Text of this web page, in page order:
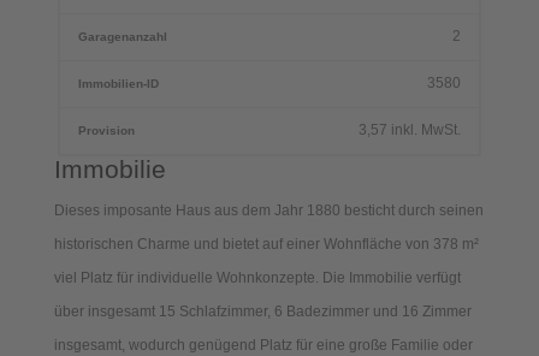
Garagenanzahl 2
Immobilien-ID 3580
Provision 3,57 inkl. MwSt.
Immobilie
Dieses imposante Haus aus dem Jahr 1880 besticht durch seinen
historischen Charme und bietet auf einer Wohnfläche von 378 m²
viel Platz für individuelle Wohnkonzepte. Die Immobilie verfügt
über insgesamt 15 Schlafzimmer, 6 Badezimmer und 16 Zimmer
insgesamt, wodurch genügend Platz für eine große Familie oder